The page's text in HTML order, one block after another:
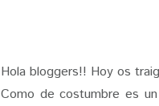
Hola bloggers!! Hoy os
Como de costumbre es